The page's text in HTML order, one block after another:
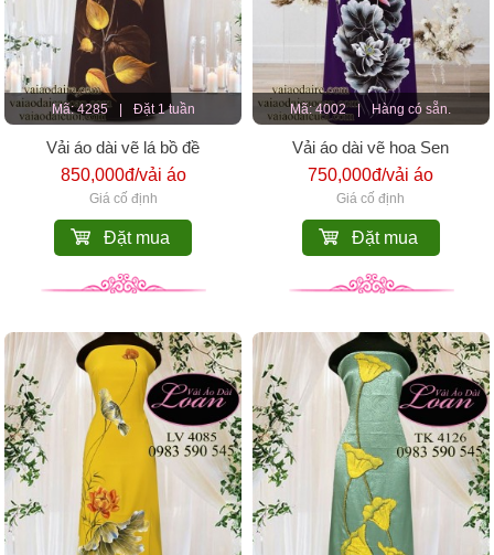
Mã: 4285 Đặt 1 tuần
Vải áo dài vẽ lá bồ đề
850,000đ/vải áo
Giá cố định
Đặt mua
Mã: 4002 | Hàng có sẵn.
Vải áo dài vẽ hoa Sen
750,000đ/vải áo
Giá cố định
Đặt mua